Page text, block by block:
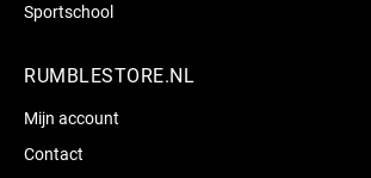
Sportschool
RUMBLESTORE.NL
Mijn account
Contact